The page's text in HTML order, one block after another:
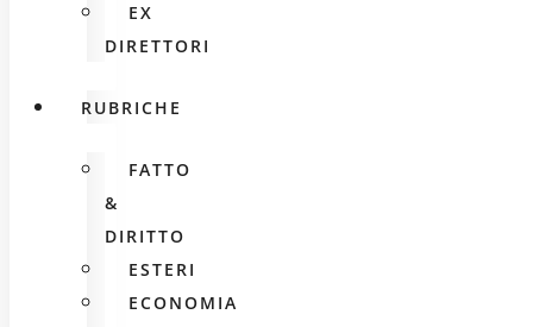
EX
DIRETTORI
RUBRICHE
FATTO
&
DIRITTO
ESTERI
ECONOMIA